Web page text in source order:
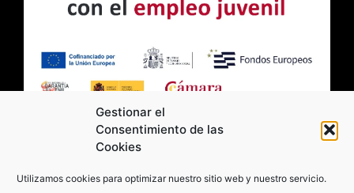
Gestionar el
Consentimiento de las
Cookies
Utilizamos cookies para optimizar nuestro sitio web y nuestro servicio.
2026 Moviltick technologies. Todos los